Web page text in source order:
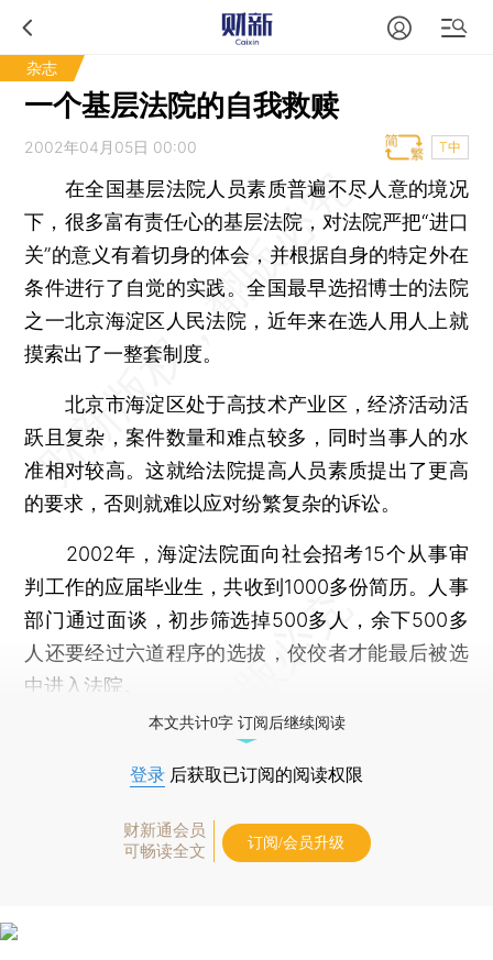
杂志
一个基层法院的自我救赎
2002年04月05日 00:00 T中
在全国基层法院人员素质普遍不尽人意的境况
下，很多富有责任心的基层法院，对法院严把“进口
关”的意义有着切身的体会，并根据自身的特定外在
条件进行了自觉的实践。全国最早选招博士的法院
之一北京海淀区人民法院，近年来在选人用人上就
摸索出了一整套制度。
北京市海淀区处于高技术产业区，经济活动活
跃且复杂，案件数量和难点较多，同时当事人的水
准相对较高。这就给法院提高人员素质提出了更高
的要求，否则就难以应对纷繁复杂的诉讼。
2002年，海淀法院面向社会招考15个从事审
判工作的应届毕业生，共收到1000多份简历。人事
部门通过面谈，初步筛选掉500多人，余下500多
人还要经过六道程序的选拔，佼佼者才能最后被选
中进入法院。
本文共计0字 订阅后继续阅读
登录 后获取已订阅的阅读权限
财新通会员
可畅读全文
订阅/会员升级